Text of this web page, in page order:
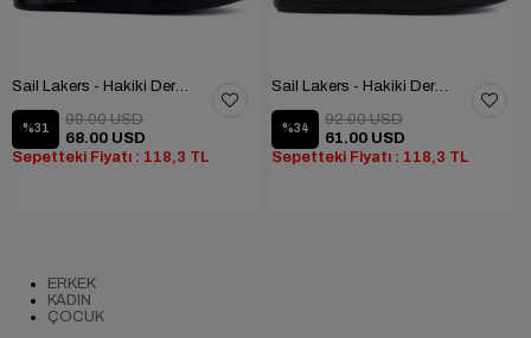
%31
68.00 USD
99.00 USD
Sepetteki Fiyatı : 118,3 TL
%34
61.00 USD
92.00 USD
Sepetteki Fiyatı : 118,3 TL
ERKEK
KADIN
ÇOCUK